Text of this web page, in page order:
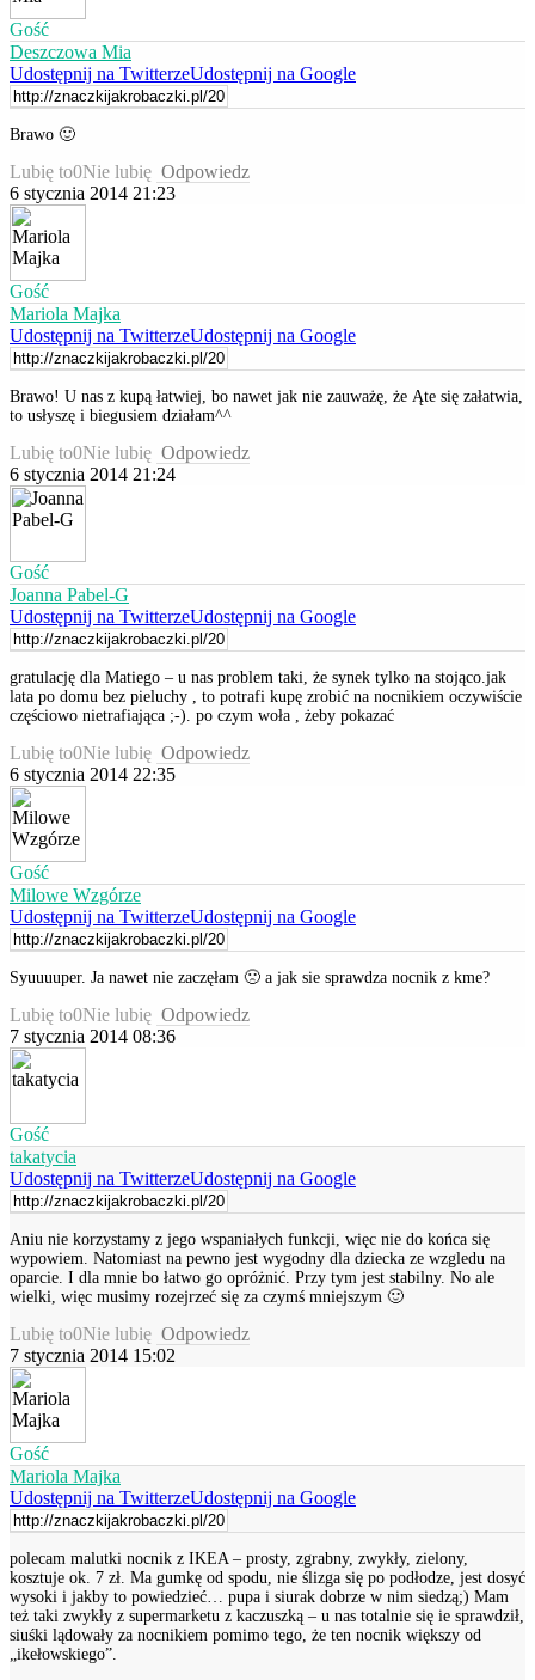
Gość
Deszczowa Mia
Udostępnij na TwitterzeUdostępnij na Google
Brawo 🙂
Lubię to0Nie lubię Odpowiedz
6 stycznia 2014 21:23
Gość
Mariola Majka
Udostępnij na TwitterzeUdostępnij na Google
Brawo! U nas z kupą łatwiej, bo nawet jak nie zauważę, że Ąte się załatwia,
to usłyszę i biegusiem działam^^
Lubię to0Nie lubię Odpowiedz
6 stycznia 2014 21:24
Gość
Joanna Pabel-G
Udostępnij na TwitterzeUdostępnij na Google
gratulację dla Matiego – u nas problem taki, że synek tylko na stojąco.jak
lata po domu bez pieluchy , to potrafi kupę zrobić na nocnikiem oczywiście
częściowo nietrafiająca ;-). po czym woła , żeby pokazać
Lubię to0Nie lubię Odpowiedz
6 stycznia 2014 22:35
Gość
Milowe Wzgórze
Udostępnij na TwitterzeUdostępnij na Google
Syuuuuper. Ja nawet nie zaczęłam 🙁 a jak sie sprawdza nocnik z kme?
Lubię to0Nie lubię Odpowiedz
7 stycznia 2014 08:36
Gość
takatycia
Udostępnij na TwitterzeUdostępnij na Google
Aniu nie korzystamy z jego wspaniałych funkcji, więc nie do końca się
wypowiem. Natomiast na pewno jest wygodny dla dziecka ze wzgledu na
oparcie. I dla mnie bo łatwo go opróżnić. Przy tym jest stabilny. No ale
wielki, więc musimy rozejrzeć się za czymś mniejszym 🙂
Lubię to0Nie lubię Odpowiedz
7 stycznia 2014 15:02
Gość
Mariola Majka
Udostępnij na TwitterzeUdostępnij na Google
polecam malutki nocnik z IKEA – prosty, zgrabny, zwykły, zielony,
kosztuje ok. 7 zł. Ma gumkę od spodu, nie ślizga się po podłodze, jest dosyć
wysoki i jakby to powiedzieć… pupa i siurak dobrze w nim siedzą;) Mam
też taki zwykły z supermarketu z kaczuszką – u nas totalnie się ie sprawdził,
siuśki lądowały za nocnikiem pomimo tego, że ten nocnik większy od
„ikełowskiego”.